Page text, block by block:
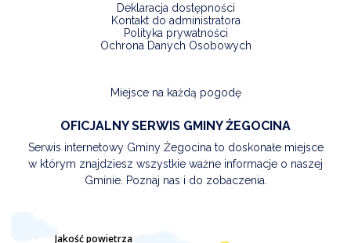
Deklaracja dostępności
Kontakt do administratora
Polityka prywatności
Ochrona Danych Osobowych
Miejsce na każdą pogodę
OFICJALNY SERWIS GMINY ŻEGOCINA
Serwis internetowy Gminy Żegocina to doskonałe miejsce
w którym znajdziesz wszystkie ważne informacje o naszej
Gminie. Poznaj nas i do zobaczenia.